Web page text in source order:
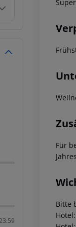
Für
Bitte